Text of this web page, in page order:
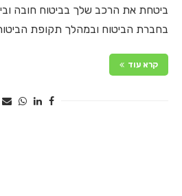
ביטחת את הרכב שלך בביטוח חובה
בחברת הביטוח ובמהלך תקופת
קרא עוד